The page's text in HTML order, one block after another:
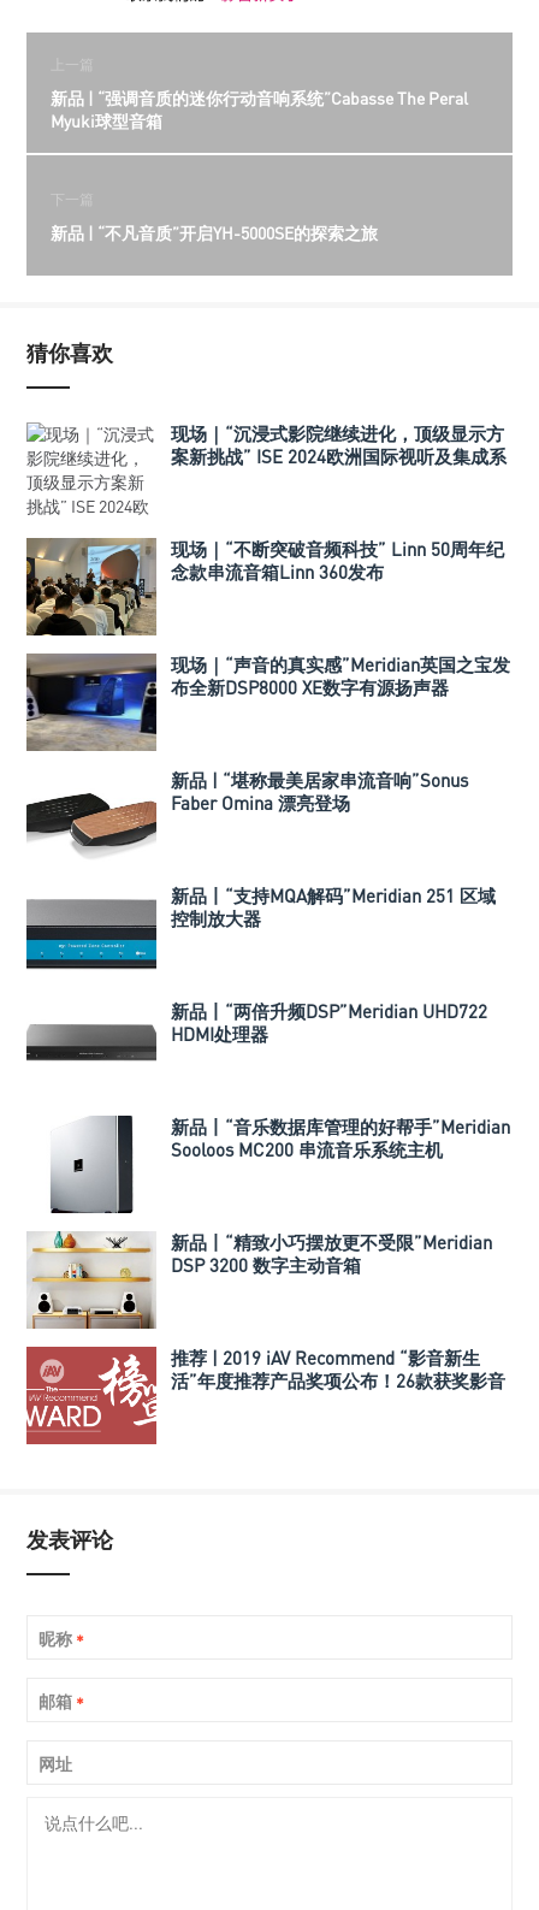
上一篇
新品 | “强调音质的迷你行动音响系统”Cabasse The Peral
Myuki球型音箱
下一篇
新品 | “不凡音质”开启YH-5000SE的探索之旅
猜你喜欢
现场｜“沉浸式影院继续进化，顶级显示方
案新挑战” ISE 2024欧洲国际视听及集成系
现场｜“不断突破音频科技” Linn 50周年纪
念款串流音箱Linn 360发布
现场｜“声音的真实感”Meridian英国之宝发
布全新DSP8000 XE数字有源扬声器
新品 | “堪称最美居家串流音响”Sonus
Faber Omina 漂亮登场
新品丨“支持MQA解码”Meridian 251 区域
控制放大器
新品丨“两倍升频DSP”Meridian UHD722
HDMI处理器
新品丨“音乐数据库管理的好帮手”Meridian
Sooloos MC200 串流音乐系统主机
新品丨“精致小巧摆放更不受限”Meridian
DSP 3200 数字主动音箱
推荐 | 2019 iAV Recommend “影音新生
活”年度推荐产品奖项公布！26款获奖影音
发表评论
昵称 *
邮箱 *
网址